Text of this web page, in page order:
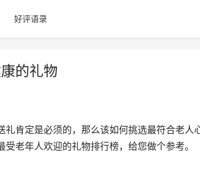
好评语录
的礼物
肯定是必须的，那么该如何挑选最符合老人
老年人欢迎的礼物排行榜，给您做个参考。